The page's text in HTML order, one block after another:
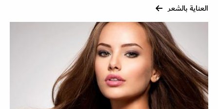
العناية بالشعر